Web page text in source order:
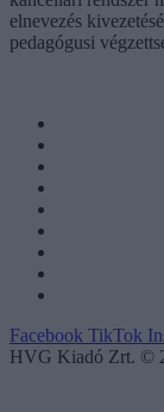
elnevezés
pedagógusi
Facebook TikTok
HVG Kiadó Zrt. ©